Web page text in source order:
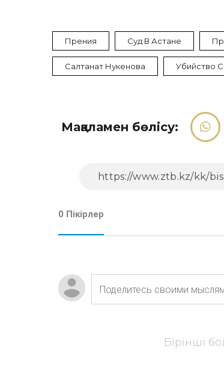
Прения Суд В Астане
Салтанат Нукенова Убийство
Мақаламен бөлісу:
0 Пікірлер
Бірінші